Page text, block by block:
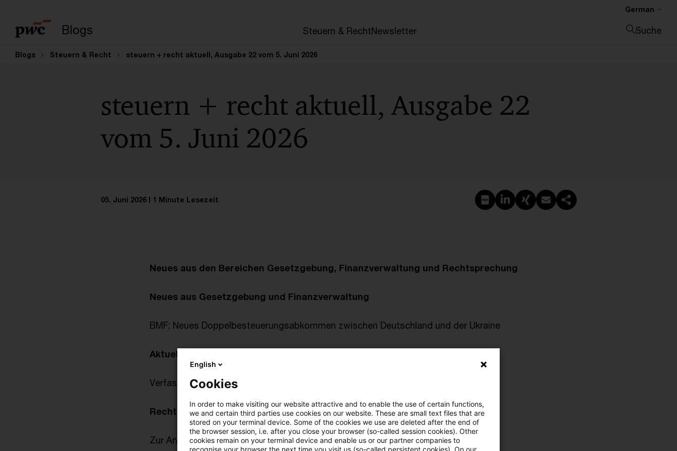
Blogs Steuern & RechtNewsletter
German
Suche
Blogs Steuern & Recht steuern + recht aktuell, Ausgabe 22 vom 5. Juni 2026
steuern + recht aktuell, Ausgabe 22
vom 5. Juni 2026
05. Juni 2026 1 Minute Lesezeit PDF erstellen
Auf LinkedIn teilen
Auf Xing teilen
Per E-Mail teilen
Link kopieren
Neues aus den Bereichen Gesetzgebung, Finanzverwaltung und Rechtsprechung
Neues aus Gesetzgebung und Finanzverwaltung
BMF: Neues Doppelbesteuerungsabkommen zwischen Deutschland und der Ukraine
Aktuelle Rechtsprechung
Verfassungsmäßigkeit der Zinssatzregelung von 5,5 % im Bewertungsrecht
Rechtsprechung im Blog
Zur Anwendung von § 50d Abs. 1 Satz 11 EStG i.d.F. des Amtshilferichtlinie-
English
Cookies
In order to make visiting our website attractive and to enable the use of certain functions,
we and certain third parties use cookies on our website. These are small text files that are
stored on your terminal device. Some of the cookies we use are deleted after the end of
the browser session, i.e. after you close your browser (so-called session cookies). Other
cookies remain on your terminal device and enable us or our partner companies to
recognise your browser the next time you visit us (so-called persistent cookies). On our